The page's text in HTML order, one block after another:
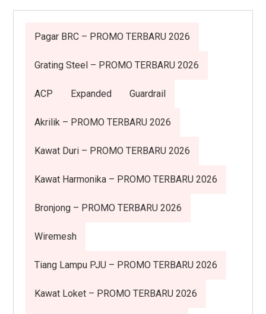
Pagar BRC – PROMO TERBARU 2026
Grating Steel – PROMO TERBARU 2026
ACP Expanded Guardrail
Akrilik – PROMO TERBARU 2026
Kawat Duri – PROMO TERBARU 2026
Kawat Harmonika – PROMO TERBARU 2026
Bronjong – PROMO TERBARU 2026
Wiremesh
Tiang Lampu PJU – PROMO TERBARU 2026
Kawat Loket – PROMO TERBARU 2026